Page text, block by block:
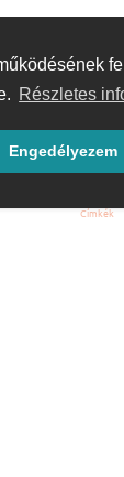
Részletes
Engedélyezem
történt.
Címkék